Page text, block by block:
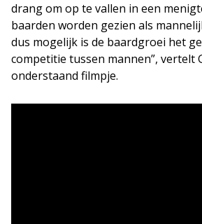
drang om op te vallen in een
baarden worden gezien als
dus mogelijk is de baardgroei het
competitie tussen mannen”, vertelt
onderstaand filmpje.